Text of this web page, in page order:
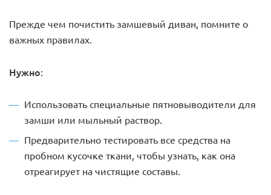
Прежде чем почистить замшевый диван, помните о
важных правилах.
Нужно:
Использовать специальные пятновыводители для
замши или мыльный раствор.
Предварительно тестировать все средства на
пробном кусочке ткани, чтобы узнать, как она
отреагирует на чистящие составы.